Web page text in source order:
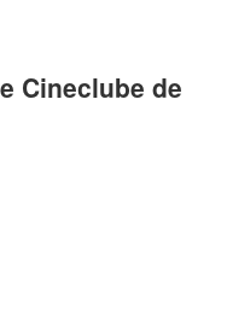
Cineclube de